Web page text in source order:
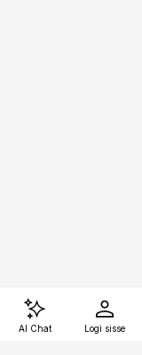
AI Chat Logi sisse